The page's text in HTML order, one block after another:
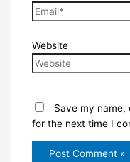
Website
Save my name,
for the next time I